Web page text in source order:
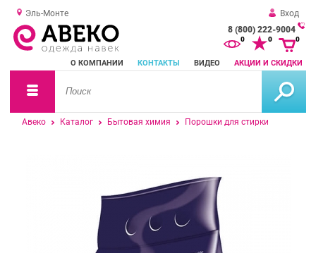
Эль-Монте
Вход
8 (800) 222-9004
О КОМПАНИИ КОНТАКТЫ ВИДЕО АКЦИИ И СКИДКИ
0 0 0
Авеко Каталог Бытовая химия Порошки для стирки